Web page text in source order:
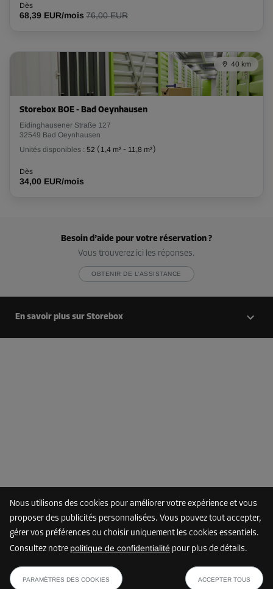
Nous utilisons des cookies pour améliorer votre expérience et vous
proposer des publicités personnalisées. Vous pouvez tout accepter,
gérer vos préférences ou choisir uniquement les cookies essentiels.
Consultez notre politique de confidentialité pour plus de détails.
PARAMÈTRES DES COOKIES ACCEPTER TOUS
Dès
68,39 EUR/mois 76,00 EUR
40 km
Storebox BOE - Bad Oeynhausen
Eidinghausener Straße 127
32549 Bad Oeynhausen
Unités disponibles : 52 ( 1,4 m² - 11,8 m²)
Dès
34,00 EUR/mois
Besoin d’aide pour votre réservation ?
Vous trouverez ici les réponses.
OBTENIR DE L’ASSISTANCE
En savoir plus sur Storebox